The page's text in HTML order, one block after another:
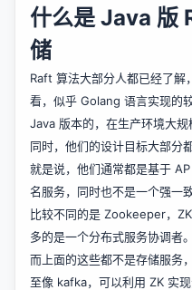
什么是 Java 版
储
Raft 算法大部分人都已经了
看，似乎 Golang 语言实现的
Java 版本的，在生产环境大规
同时，他们的设计目标大部分
就是说，他们通常都是基于
名服务，同时也不是一个强一
比较不同的是 Zookeeper，
多的是一个分布式服务协调者。
而上面的这些都不是存储服务
至像 kafka，可以利用 ZK 实现